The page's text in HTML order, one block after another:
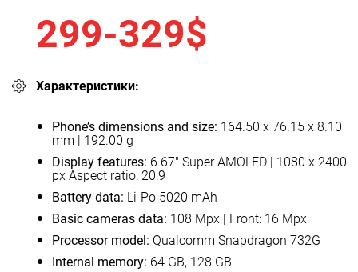
299-329$
Характеристики:
Phone’s dimensions and size: 164.50 x 76.15 x 8.10
mm | 192.00 g
Display features: 6.67" Super AMOLED | 1080 x 2400
px Aspect ratio: 20:9
Battery data: Li-Po 5020 mAh
Basic cameras data: 108 Mpx | Front: 16 Mpx
Processor model: Qualcomm Snapdragon 732G
Internal memory: 64 GB, 128 GB